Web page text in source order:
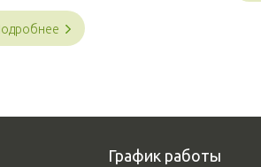
График работы